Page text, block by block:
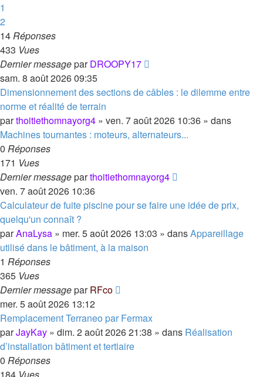
1
2
14Réponses
433 Vues
Dernier messageparDROOPY17
sam. 8 août 2026 09:35
Dimensionnement des sections de câbles : le dilemme entre
norme et réalité de terrain
parthoitiethomnayorg4 » ven. 7 août 2026 10:36 » dans
Machines tournantes : moteurs, alternateurs...
0 Réponses
171 Vues
Dernier messageparthoitiethomnayorg4
ven. 7 août 2026 10:36
Calculateur de fuite piscine pour se faire une idée de prix,
quelqu'un connaît ?
parAnaLysa » mer. 5 août 2026 13:03 » dansAppareillage
utilisé dans le bâtiment, à la maison
1 Réponses
365 Vues
Dernier messageparRFco
mer. 5 août 2026 13:12
Remplacement Terraneo par Fermax
parJayKay » dim. 2 août 2026 21:38 » dans Réalisation
d’installation bâtiment et tertiaire
0 Réponses